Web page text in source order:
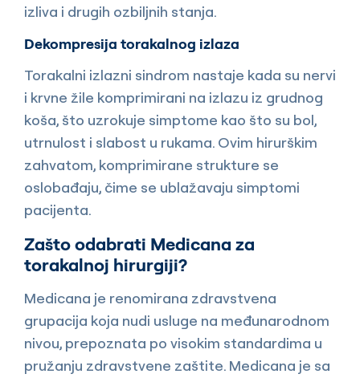
izliva i drugih ozbiljnih stanja.
Dekompresija torakalnog izlaza
Torakalni izlazni sindrom nastaje kada su nervi
i krvne žile komprimirani na izlazu iz grudnog
koša, što uzrokuje simptome kao što su bol,
utrnulost i slabost u rukama. Ovim hirurškim
zahvatom, komprimirane strukture se
oslobađaju, čime se ublažavaju simptomi
pacijenta.
Zašto odabrati Medicana za
torakalnoj hirurgiji?
Medicana je renomirana zdravstvena
grupacija koja nudi usluge na međunarodnom
nivou, prepoznata po visokim standardima u
pružanju zdravstvene zaštite. Medicana je sa